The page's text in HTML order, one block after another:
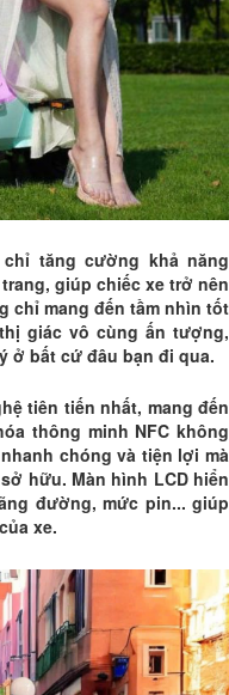
tăng cường khả năng
giúp chiếc xe trở nên
chỉ mang đến tầm nhìn tốt
giác vô cùng ấn tượng,
ở bất cứ đâu bạn đi qua.
tiên tiến nhất, mang đến
thông minh NFC không
chóng và tiện lợi mà
hữu. Màn hình LCD hiển
đường, mức pin... giúp
xe.